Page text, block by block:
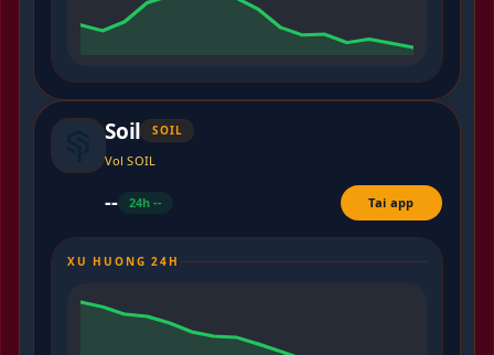
Soil SOIL
Vol SOIL
-- 24h -- Tai app
XU HUONG 24H